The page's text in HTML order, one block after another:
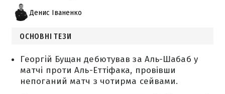
Денис Іваненко
ОСНОВНІ ТЕЗИ
Георгій Бущан дебютував за Аль-Шабаб у
матчі проти Аль-Еттіфака, провівши
непоганий матч з чотирма сейвами.